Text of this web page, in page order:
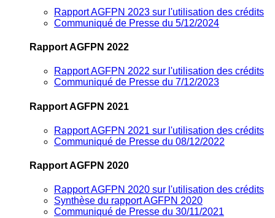
Rapport AGFPN 2023 sur l'utilisation des crédits
Communiqué de Presse du 5/12/2024
Rapport AGFPN 2022
Rapport AGFPN 2022 sur l'utilisation des crédits
Communiqué de Presse du 7/12/2023
Rapport AGFPN 2021
Rapport AGFPN 2021 sur l'utilisation des crédits
Communiqué de Presse du 08/12/2022
Rapport AGFPN 2020
Rapport AGFPN 2020 sur l'utilisation des crédits
Synthèse du rapport AGFPN 2020
Communiqué de Presse du 30/11/2021